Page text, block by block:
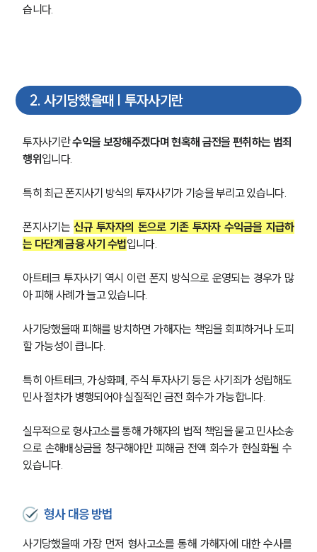
습니다.
2. 사기당했을때 | 투자사기란
투자사기란 수익을 보장해주겠다며 현혹해 금전을 편취하는 범죄
행위 입니다.
특히 최근 폰지사기 방식의 투자사기가 기승을 부리고 있습니다.
폰지사기는 신규 투자자의 돈으로 기존 투자자 수익금을 지급하
는 다단계 금융 사기 수법입니다.
아트테크 투자사기 역시 이런 폰지 방식으로 운영되는 경우가 많
아 피해 사례가 늘고 있습니다.
사기당했을때 피해를 방치하면 가해자는 책임을 회피하거나 도피
할 가능성이 큽니다.
특히 아트테크, 가상화폐, 주식 투자사기 등은 사기죄가 성립해도
민사 절차가 병행되어야 실질적인 금전 회수가 가능합니다.
실무적으로 형사고소를 통해 가해자의 법적 책임을 묻고 민사소송
으로 손해배상금을 청구해야만 피해금 전액 회수가 현실화될 수
있습니다.
형사 대응 방법
사기당했을때 가장 먼저 형사고소를 통해 가해자에 대한 수사를